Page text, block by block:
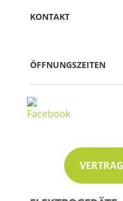
KONTAKT
ÖFFNUNGSZEITEN